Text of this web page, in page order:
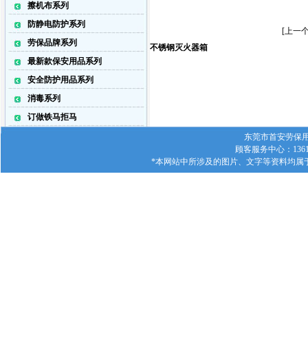
擦机布系列
防静电防护系列
劳保品牌系列
最新款保安用品系列
安全防护用品系列
消毒系列
订做铁马拒马
[上一
不锈钢灭火器箱
东莞市首安劳保
顾客服务中心：
*本网站中所涉及的图片、文字等资料均